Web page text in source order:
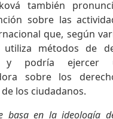
también
sobre las
que, según
utiliza métodos de
y podría ejercer
sobre los
los ciudadanos.
basa en la ideología